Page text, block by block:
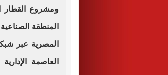
ومشروع القطار
المصرية عبر